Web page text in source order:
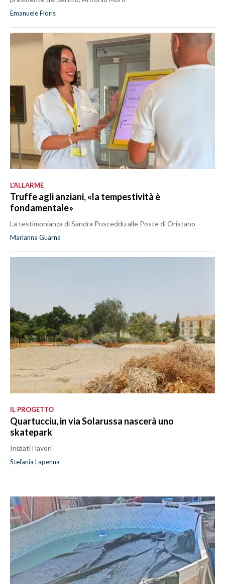
Emanuele Floris
L’ALLARME
Truffe agli anziani, «la tempestività è
fondamentale»
La testimonianza di Sandra Pusceddu alle Poste di Oristano
Marianna Guarna
IL PROGETTO
Quartucciu, in via Solarussa nascerà uno
skatepark
Iniziati i lavori
Stefania Lapenna